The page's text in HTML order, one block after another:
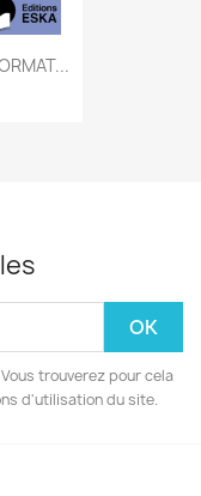
trouverez pour cela
d'utilisation du site.